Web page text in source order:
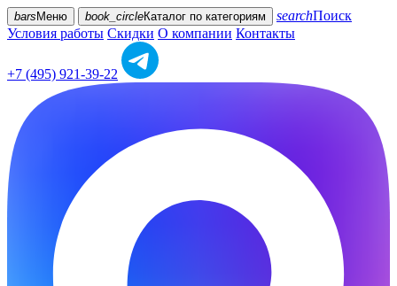
bars Меню book_circleКаталог по категориям searchПоиск
Условия работы Скидки О компании Контакты
+7 (495) 921-39-22